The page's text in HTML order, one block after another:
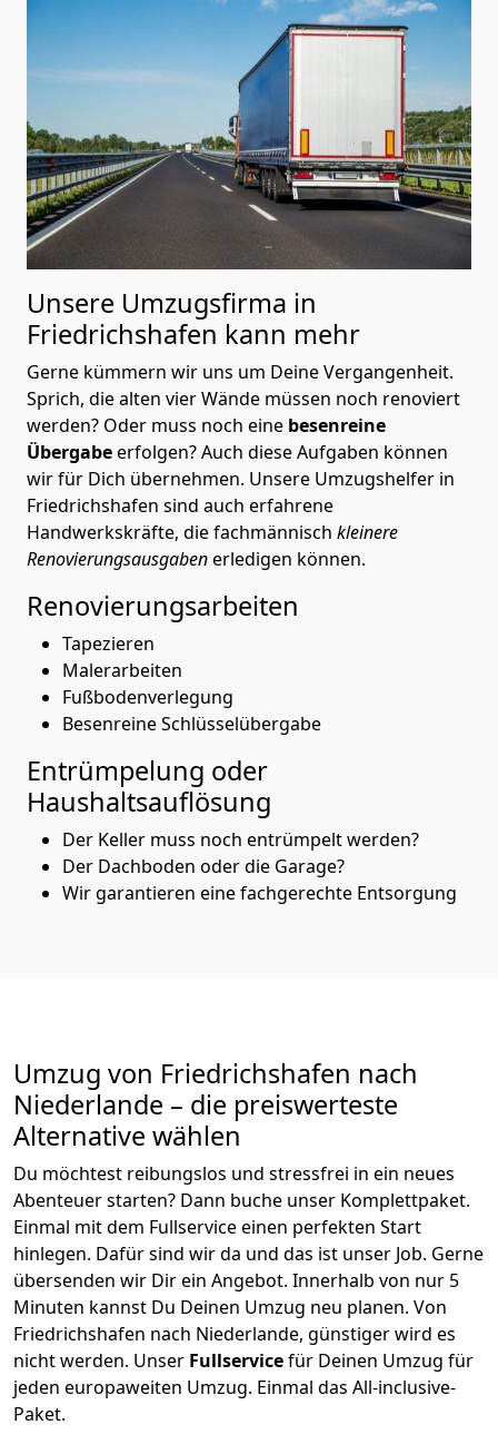
Unsere Umzugsfirma in
Friedrichshafen kann mehr
Gerne kümmern wir uns um Deine Vergangenheit.
Sprich, die alten vier Wände müssen noch renoviert
werden? Oder muss noch eine besenreine
Übergabeerfolgen? Auch diese Aufgaben können
wir für Dich übernehmen. Unsere Umzugshelfer in
Friedrichshafen sind auch erfahrene
Handwerkskräfte, die fachmännisch kleinere
Renovierungsausgabenerledigen können.
Renovierungsarbeiten
Tapezieren
Malerarbeiten
Fußbodenverlegung
Besenreine Schlüsselübergabe
Entrümpelung oder
Haushaltsauflösung
Der Keller muss noch entrümpelt werden?
Der Dachboden oder die Garage?
Wir garantieren eine fachgerechte Entsorgung
Umzug von Friedrichshafen nach
Niederlande – die preiswerteste
Alternative wählen
Du möchtest reibungslos und stressfrei in ein neues
Abenteuer starten? Dann buche unser Komplettpaket.
Einmal mit dem Fullservice einen perfekten Start
hinlegen. Dafür sind wir da und das ist unser Job. Gerne
übersenden wir Dir ein Angebot. Innerhalb von nur 5
Minuten kannst Du Deinen Umzug neu planen. Von
Friedrichshafen nach Niederlande, günstiger wird es
nicht werden. Unser Fullservicefür Deinen Umzug für
jeden europaweiten Umzug. Einmal das All-inclusive-
Paket.